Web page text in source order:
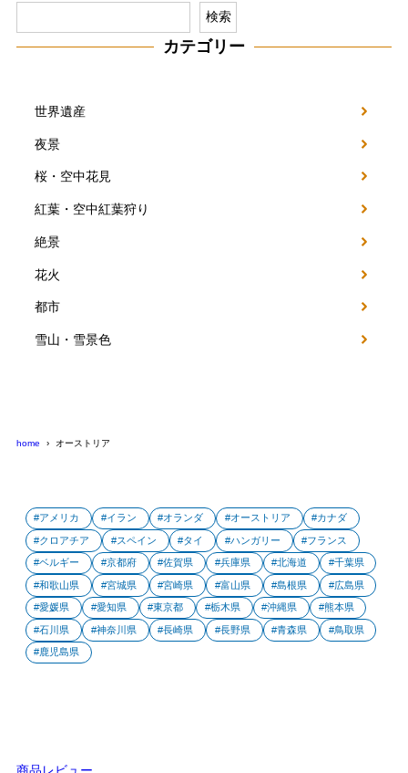
検索
カテゴリー
世界遺産
夜景
桜・空中花見
紅葉・空中紅葉狩り
絶景
花火
都市
雪山・雪景色
home オーストリア
アメリカ イラン オランダ オーストリア カナダ
クロアチア スペイン タイ ハンガリー フランス
ベルギー 京都府 佐賀県 兵庫県 北海道 千葉県
和歌山県 宮城県 宮崎県 富山県 島根県 広島県
愛媛県 愛知県 東京都 栃木県 沖縄県 熊本県
石川県 神奈川県 長崎県 長野県 青森県 鳥取県
鹿児島県